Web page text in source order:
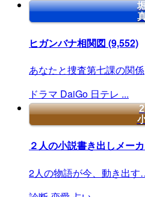
ヒガンバナ相関図 (9,552)
あなたと捜査第七課の関係
ドラマ DaiGo 日テレ ...
２人の小説書き出しメー
2人の物語が今、動き出